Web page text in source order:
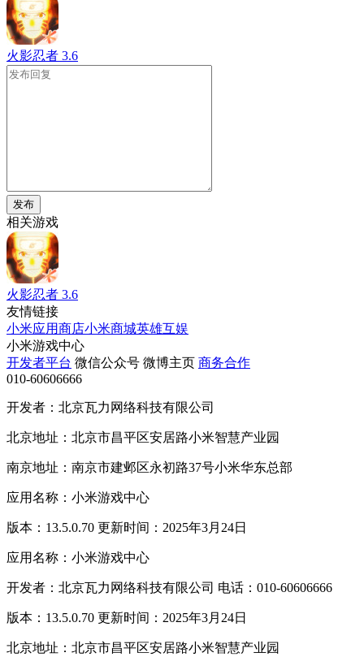
火影忍者 3.6
发布
相关游戏
火影忍者 3.6
友情链接
小米应用商店小米商城英雄互娱
小米游戏中心
开发者平台 微信公众号 微博主页 商务合作
010-60606666
开发者：北京瓦力网络科技有限公司
北京地址：北京市昌平区安居路小米智慧产业园
南京地址：南京市建邺区永初路37号小米华东总部
应用名称：小米游戏中心
版本：13.5.0.70 更新时间：2025年3月24日
应用名称：小米游戏中心
开发者：北京瓦力网络科技有限公司 电话：010-60606666
版本：13.5.0.70 更新时间：2025年3月24日
北京地址：北京市昌平区安居路小米智慧产业园